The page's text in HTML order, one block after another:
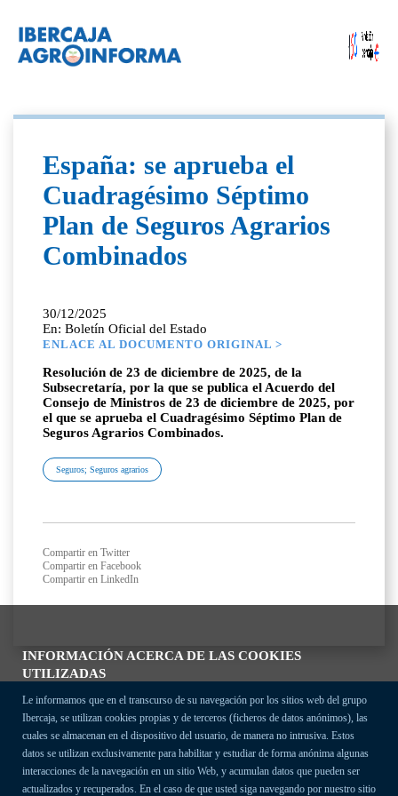
INFORMACIÓN ACERCA DE LAS COOKIES
UTILIZADAS
Le informamos que en el transcurso de su navegación por los sitios web del grupo
Ibercaja, se utilizan cookies propias y de terceros (ficheros de datos anónimos), las
cuales se almacenan en el dispositivo del usuario, de manera no intrusiva. Estos
datos se utilizan exclusivamente para habilitar y estudiar de forma anónima algunas
interacciones de la navegación en un sitio Web, y acumulan datos que pueden ser
actualizados y recuperados. En el caso de que usted siga navegando por nuestro sitio
España: se aprueba el
Cuadragésimo Séptimo
Plan de Seguros Agrarios
Combinados
30/12/2025
En: Boletín Oficial del Estado
ENLACE AL DOCUMENTO ORIGINAL >
Resolución de 23 de diciembre de 2025, de la
Subsecretaría, por la que se publica el Acuerdo del
Consejo de Ministros de 23 de diciembre de 2025, por
el que se aprueba el Cuadragésimo Séptimo Plan de
Seguros Agrarios Combinados.
Seguros; Seguros agrarios
Compartir en Twitter
Compartir en Facebook
Compartir en LinkedIn